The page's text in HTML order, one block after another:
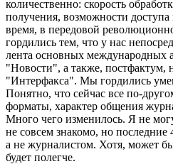
количественно: скорость
получения, возможности
время, в передовой
гордились тем, что у нас
лента основных
"Новости", а также, постфактум,
"Интерфакса". Мы гордились
Понятно, что сейчас все по-
форматы, характер общения
Много чего изменилось. Я не
не совсем знакомо, но
а не журналистом. Хотя, может
будет полегче.